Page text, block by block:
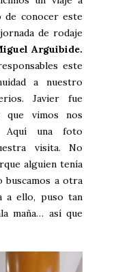
de conocer este
de rodaje
Arguibide.
este
a nuestro
Javier fue
vimos nos
Aquí una foto
visita. No
alguien tenía
buscamos a otra
a ello, puso tan
maña… así que